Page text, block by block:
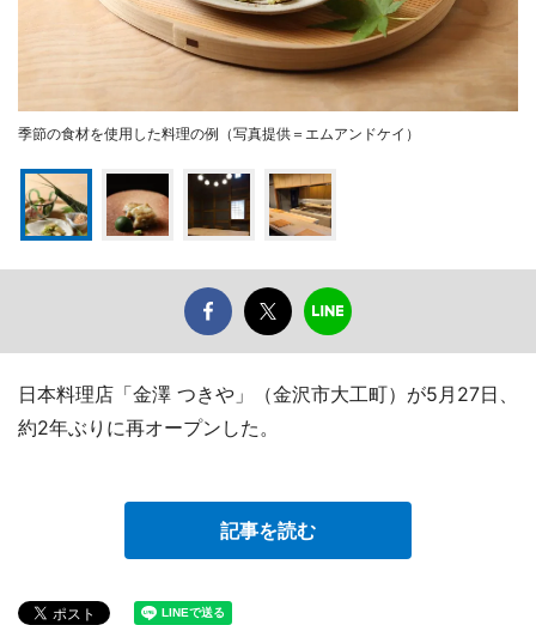
季節の食材を使用した料理の例（写真提供＝エムアンドケイ）
日本料理店「金澤 つきや」（金沢市大工町）が5月27日、
約2年ぶりに再オープンした。
記事を読む